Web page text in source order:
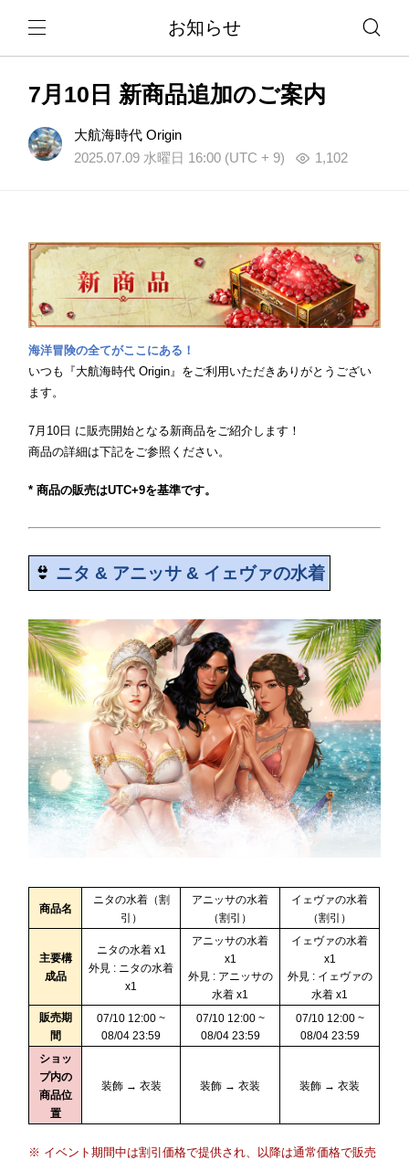
お知らせ
7月10日 新商品追加のご案内
大航海時代 Origin
2025.07.09 水曜日 16:00 (UTC + 9)
1,102
海洋冒険の全てがここにある！
いつも『大航海時代 Origin』をご利用いただきありがとうござい
ます。
7月10日 に販売開始となる新商品をご紹介します！
商品の詳細は下記をご参照ください。
* 商品の販売はUTC+9を基準です。
👙 ニタ & アニッサ & イェヴァの水着
商品名
ニタの水着（割
引）
アニッサの水着
（割引）
イェヴァの水着
（割引）
主要構
成品
ニタの水着 x1
外見 : ニタの水着
x1
アニッサの水着
x1
外見 : アニッサの
水着 x1
イェヴァの水着
x1
外見 : イェヴァの
水着 x1
販売期
間
07/10 12:00 ~
08/04 23:59
07/10 12:00 ~
08/04 23:59
07/10 12:00 ~
08/04 23:59
ショッ
プ内の
商品位
置
装飾 → 衣装 装飾 → 衣装 装飾 → 衣装
※ イベント期間中は割引価格で提供され、以降は通常価格で販売